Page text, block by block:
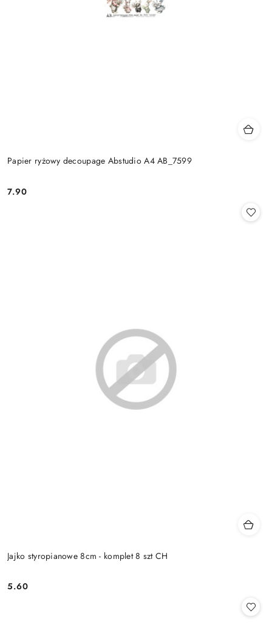
Papier ryżowy decoupage Abstudio A4 AB_7599
Cena:
7.90
Jajko styropianowe 8cm - komplet 8 szt CH
Cena:
5.60